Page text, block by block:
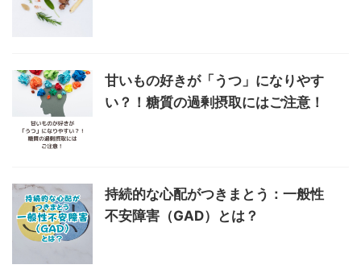
甘いもの好きが「うつ」になりやす
い？！糖質の過剰摂取にはご注意！
持続的な心配がつきまとう：一般性
不安障害（GAD）とは？